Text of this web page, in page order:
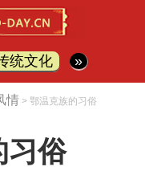
统文化 »
情 > 鄂温克族的习俗
习俗